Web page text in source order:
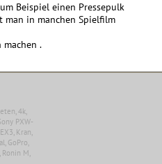
Beispiel einen Pressepulk
man in manchen Spielfilm
.
4k,
PXW-
Kran,
GoPro,
M,